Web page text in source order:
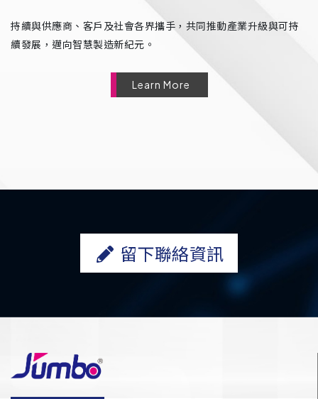
持續與供應商、客戶及社會各界攜手，共同推動產業升級與可持
續發展，邁向智慧製造新紀元。
Learn More
留下聯絡資訊